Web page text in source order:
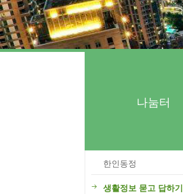
나눔터
한인동정
생활정보 묻고 답하기
- 생활정보 묻고 답하기
- 레바논여행 묻고 답하기
- 이야기마당